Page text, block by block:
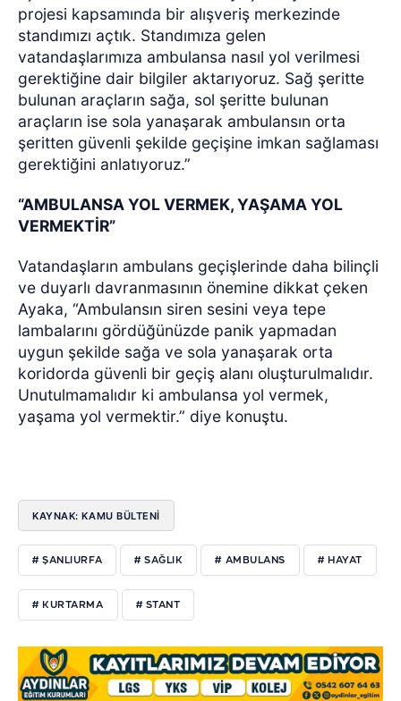
projesi kapsamında bir alışveriş merkezinde
standımızı açtık. Standımıza gelen
vatandaşlarımıza ambulansa nasıl yol verilmesi
gerektiğine dair bilgiler aktarıyoruz. Sağ şeritte
bulunan araçların sağa, sol şeritte bulunan
araçların ise sola yanaşarak ambulansın orta
şeritten güvenli şekilde geçişine imkan sağlaması
gerektiğini anlatıyoruz.”
“AMBULANSA YOL VERMEK, YAŞAMA YOL
VERMEKTİR”
Vatandaşların ambulans geçişlerinde daha bilinçli
ve duyarlı davranmasının önemine dikkat çeken
Ayaka, “Ambulansın siren sesini veya tepe
lambalarını gördüğünüzde panik yapmadan
uygun şekilde sağa ve sola yanaşarak orta
koridorda güvenli bir geçiş alanı oluşturulmalıdır.
Unutulmamalıdır ki ambulansa yol vermek,
yaşama yol vermektir.” diye konuştu.
KAYNAK: KAMU BÜLTENİ
# ŞANLIURFA # SAĞLIK # AMBULANS # HAYAT
# KURTARMA # STANT